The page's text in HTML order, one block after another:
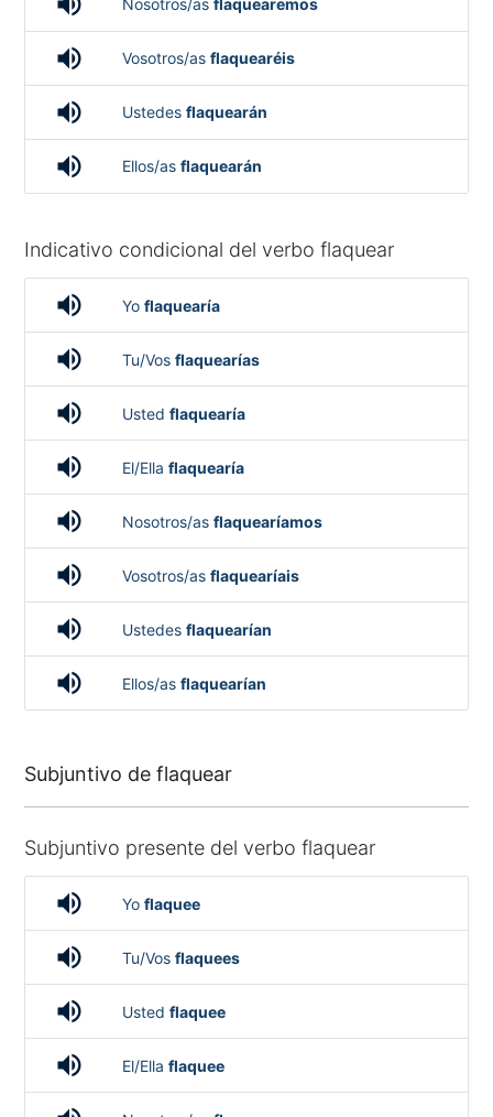
Nosotros/as flaquearemos
volume_up Vosotros/as flaquearéis
volume_up Ustedes flaquearán
volume_up Ellos/as flaquearán
Indicativo condicional del verbo flaquear
volume_up Yo flaquearía
volume_up Tu/Vos flaquearías
volume_up Usted flaquearía
volume_up El/Ella flaquearía
volume_up Nosotros/as flaquearíamos
volume_up Vosotros/as flaquearíais
volume_up Ustedes flaquearían
volume_up Ellos/as flaquearían
Subjuntivo de flaquear
Subjuntivo presente del verbo flaquear
volume_up Yo flaquee
volume_up Tu/Vos flaquees
volume_up Usted flaquee
volume_up El/Ella flaquee